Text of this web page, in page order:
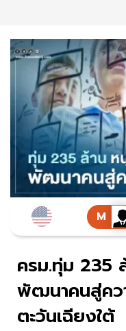
ครม.ทุ่ม 235
พัฒนาคนสู่ควา
ตะวันเฉียงใต้